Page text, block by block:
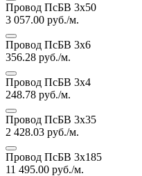
Провод ПсБВ 3х50
3 057.00 руб./м.
Провод ПсБВ 3х6
356.28 руб./м.
Провод ПсБВ 3х4
248.78 руб./м.
Провод ПсБВ 3х35
2 428.03 руб./м.
Провод ПсБВ 3х185
11 495.00 руб./м.